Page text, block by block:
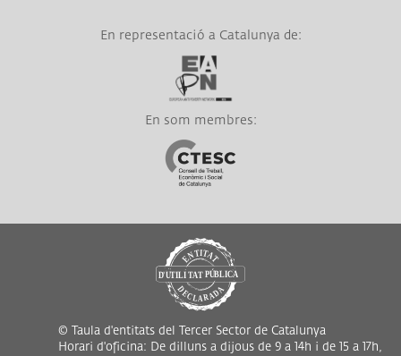
En representació a Catalunya de:
Link a EAPN
En som membres:
Link a CTESC
© Taula d'entitats del Tercer Sector de Catalunya
Horari d'oficina: De dilluns a dijous de 9 a 14h i de 15 a 17h,